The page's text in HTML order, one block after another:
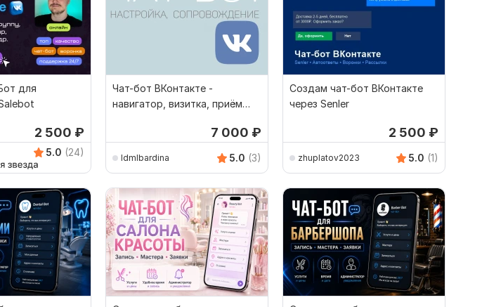
для
2 500 ₽
5.0 (24)
Чат-бот ВКонтакте -
навигатор, визитка, приём
7 000 ₽
ldmlbardina 5.0 (3)
Создам чат-бот ВКонтакте
через Senler
2 500 ₽
zhuplatov2023 5.0 (1)